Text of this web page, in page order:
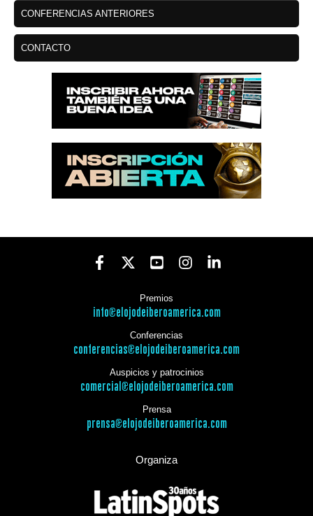
CONFERENCIAS ANTERIORES
CONTACTO
Premios
info@elojodeiberoamerica.com
Conferencias
conferencias@elojodeiberoamerica.com
Auspicios y patrocinios
comercial@elojodeiberoamerica.com
Prensa
prensa@elojodeiberoamerica.com
Organiza